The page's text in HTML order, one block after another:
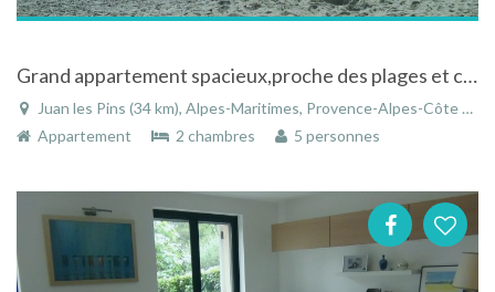
Grand appartement spacieux,proche des plages et commerces
Juan les Pins (34 km), Alpes-Maritimes, Provence-Alpes-Côte d'Azur, France
Appartement
2 chambres 5 personnes